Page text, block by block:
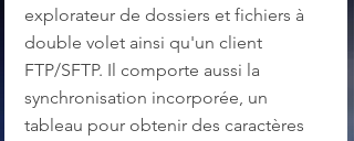
explorateur de dossiers et fichiers à
double volet ainsi qu'un client
FTP/SFTP. Il comporte aussi la
synchronisation incorporée, un
tableau pour obtenir des caractères